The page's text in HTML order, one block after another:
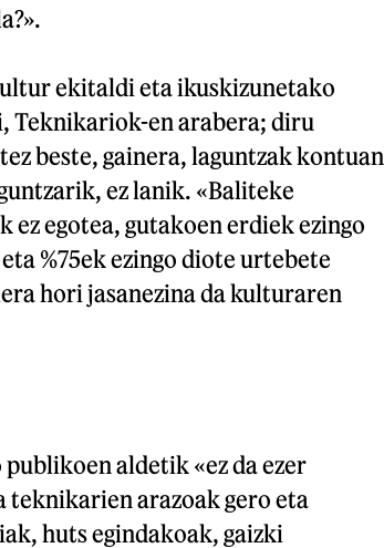
ekitaldi eta ikuskizunetako
Teknikariok-en arabera; diru
beste, gainera, laguntzak kontuan
ez lanik. «Baliteke
egotea, gutakoen erdiek ezingo
%75ek ezingo diote urtebete
hori jasanezina da kulturaren
aldetik «ez da ezer
teknikarien arazoak gero eta
huts egindakoak, gaizki